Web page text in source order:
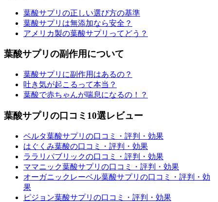
葉酸サプリの正しい選び方の基準
葉酸サプリは無添加なら安全？
アメリカ製の葉酸サプリってどう？
葉酸サプリの副作用について
葉酸サプリに副作用はあるの？
吐き気が起こるって本当？
葉酸で赤ちゃんが喘息になるの！？
葉酸サプリの口コミ10選レビュー
ベルタ葉酸サプリの口コミ・評判・効果
はぐくみ葉酸の口コミ・評判・効果
ララリパブリックの口コミ・評判・効果
ママニック葉酸サプリの口コミ・評判・効果
オーガニックレーベル葉酸サプリの口コミ・評判・効
果
ピジョン葉酸サプリの口コミ・評判・効果